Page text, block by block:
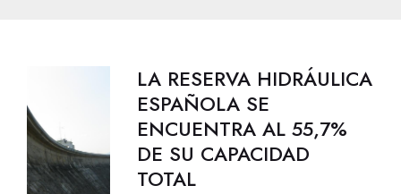
LA RESERVA HIDRÁULICA
ESPAÑOLA SE
ENCUENTRA AL 55,7%
DE SU CAPACIDAD
TOTAL